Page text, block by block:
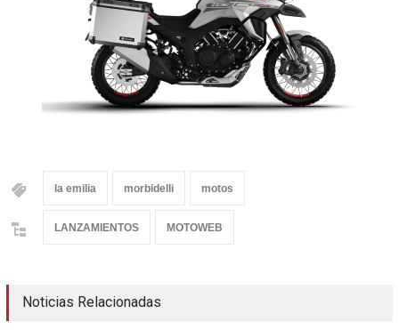
la emilia morbidelli motos
LANZAMIENTOS MOTOWEB
Noticias Relacionadas